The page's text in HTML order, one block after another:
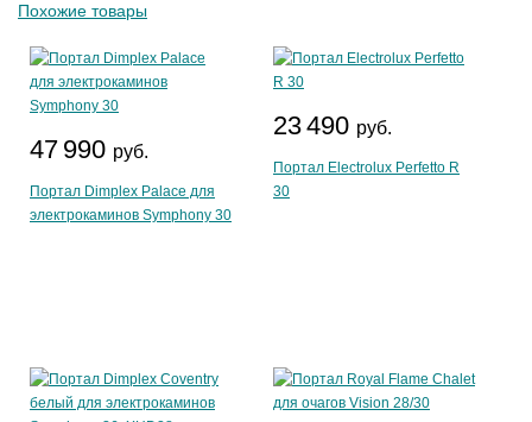
Похожие товары
47 990 руб.
Портал Dimplex Palace для
электрокаминов Symphony 30
23 490 руб.
Портал Electrolux Perfetto R
30